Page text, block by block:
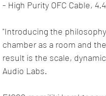
- High Purity OFC Cable,
"Introducing the
chamber as a room and
result is the scale,
Audio Labs.